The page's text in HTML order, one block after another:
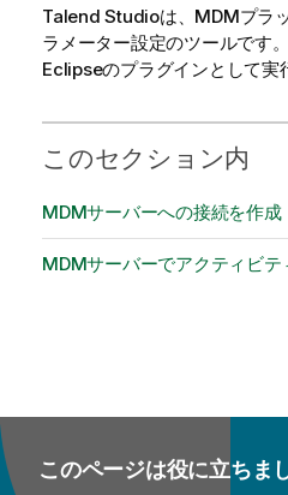
l
a
b
l
t
-
o
Talend Studioは、MDMプラ
ラメーター設定のツールです
Eclipseのプラグインとして実
このセクション内
MDMサーバーへの接続を作成
MDMサーバーでアクティビテ
このページは役に立ちま